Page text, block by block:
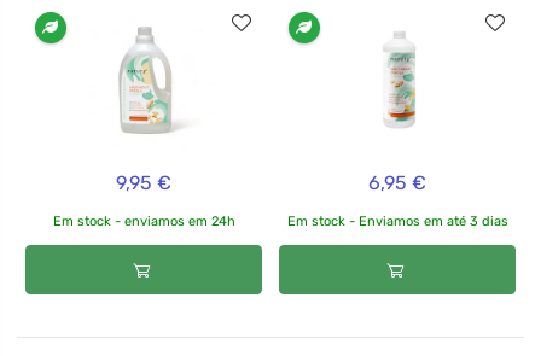
9,95 €
Em stock - enviamos em 24h
6,95 €
Em stock - Enviamos em até 3 dias